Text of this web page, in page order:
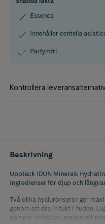
Essence
Innehåller centella
Parfymfri
Beskrivning
Upptäck IDUN Minerals
ingredienser för djup och
Två olika hyaluronsyror ger
genom att dra in fukt i huden.
dämpar irritation, medan ett